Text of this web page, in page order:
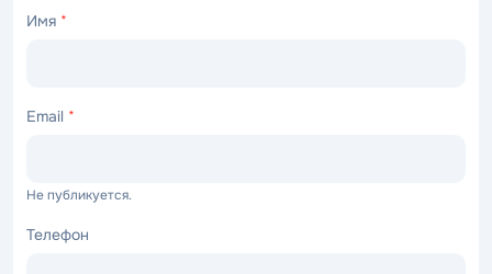
Имя *
Email *
Не публикуется.
Телефон